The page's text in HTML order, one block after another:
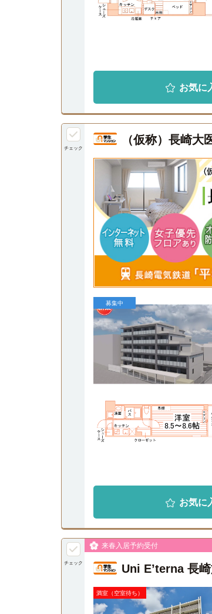
お気に
チェック
（仮称）長崎大
募集中
お気に
チェック
来春入居予約受付
Uni E’terna 長
満室（空室待ち）